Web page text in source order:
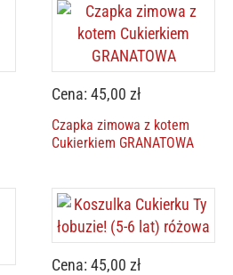
Cena: 45,00 zł
Czapka zimowa z kotem
Cukierkiem GRANATOWA
Cena: 45,00 zł